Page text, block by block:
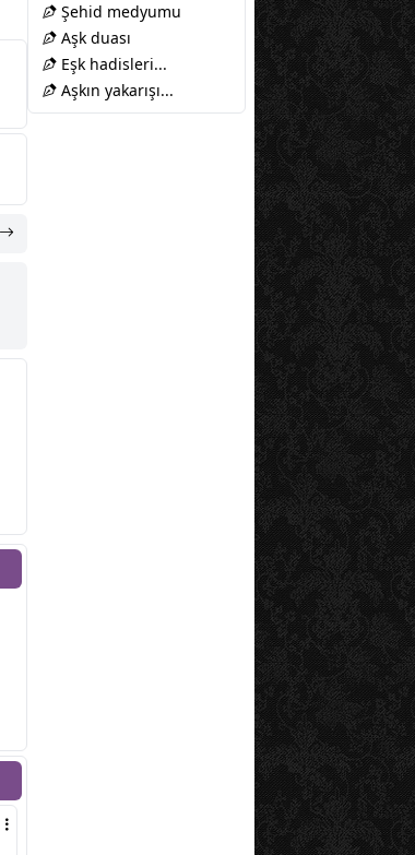
Şehid medyumu
Aşk duası
Eşk hadisleri...
Aşkın yakarışı...